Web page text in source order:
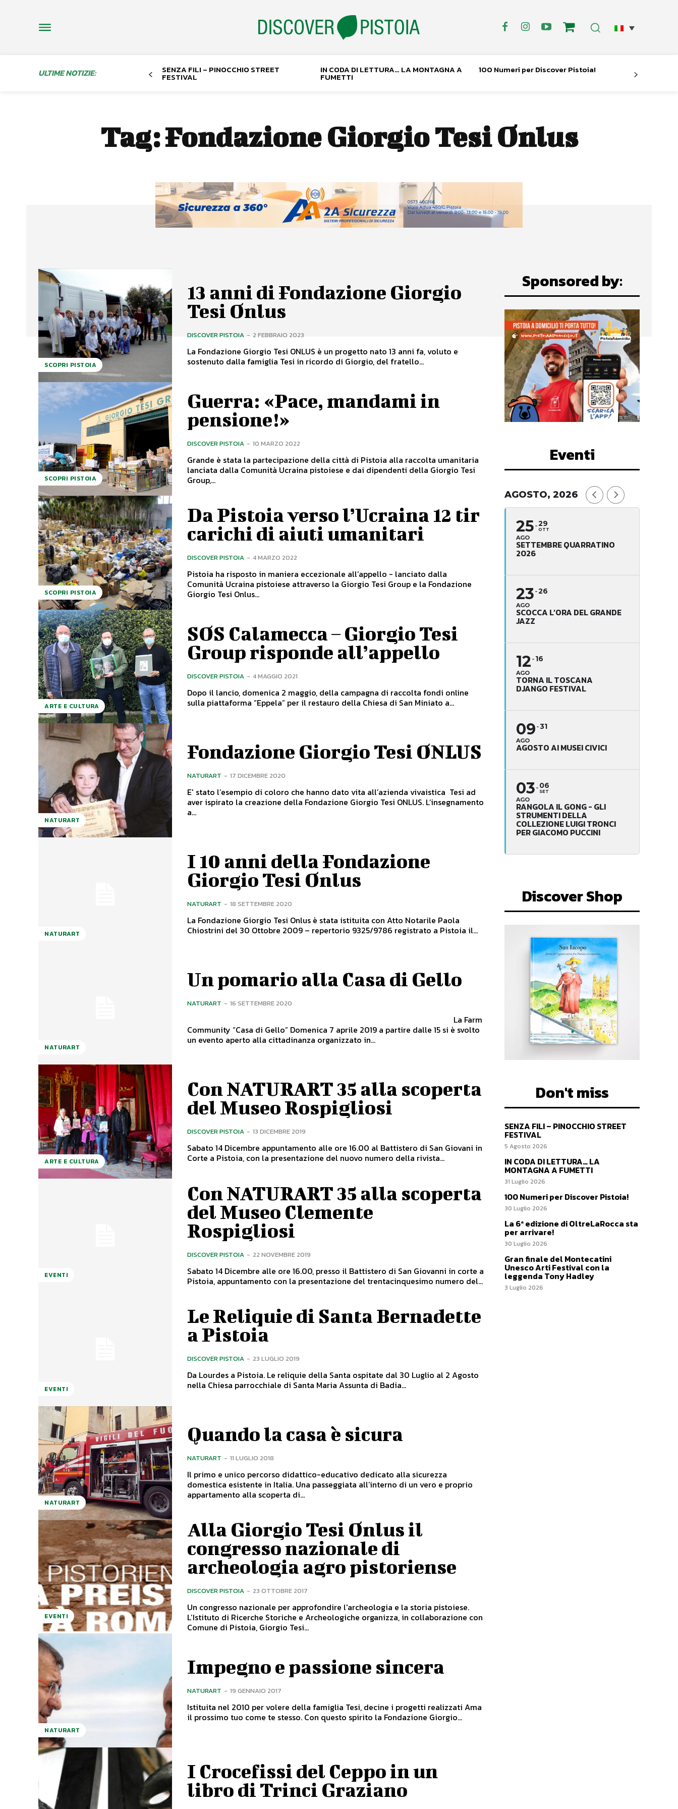
ULTIME NOTIZIE: SENZA FILI – PINOCCHIO STREET
FESTIVAL
IN CODA DI LETTURA… LA MONTAGNA A
FUMETTI
100 Numeri per Discover Pistoia!
Tag:Fondazione Giorgio Tesi Onlus
SCOPRI PISTOIA
13 anni di Fondazione Giorgio
Tesi Onlus
DISCOVER PISTOIA - 2 FEBBRAIO 2023
La Fondazione Giorgio Tesi ONLUS è un progetto nato 13 anni fa, voluto e
sostenuto dalla famiglia Tesi in ricordo di Giorgio, del fratello...
SCOPRI PISTOIA
Guerra: «Pace, mandami in
pensione!»
DISCOVER PISTOIA - 10 MARZO 2022
Grande è stata la partecipazione della città di Pistoia alla raccolta umanitaria
lanciata dalla Comunità Ucraina pistoiese e dai dipendenti della Giorgio Tesi
Group,...
SCOPRI PISTOIA
Da Pistoia verso l’Ucraina 12 tir
carichi di aiuti umanitari
DISCOVER PISTOIA - 4 MARZO 2022
Pistoia ha risposto in maniera eccezionale all’appello - lanciato dalla
Comunità Ucraina pistoiese attraverso la Giorgio Tesi Group e la Fondazione
Giorgio Tesi Onlus...
ARTE E CULTURA
SOS Calamecca – Giorgio Tesi
Group risponde all’appello
DISCOVER PISTOIA - 4 MAGGIO 2021
Dopo il lancio, domenica 2 maggio, della campagna di raccolta fondi online
sulla piattaforma “Eppela” per il restauro della Chiesa di San Miniato a...
NATURART
Fondazione Giorgio Tesi ONLUS
NATURART - 17 DICEMBRE 2020
E' stato l’esempio di coloro che hanno dato vita all’azienda vivaistica Tesi ad
aver ispirato la creazione della Fondazione Giorgio Tesi ONLUS. L’insegnamento
a...
NATURART
I 10 anni della Fondazione
Giorgio Tesi Onlus
NATURART - 18 SETTEMBRE 2020
La Fondazione Giorgio Tesi Onlus è stata istituita con Atto Notarile Paola
Chiostrini del 30 Ottobre 2009 – repertorio 9325/9786 registrato a Pistoia il...
NATURART
Un pomario alla Casa di Gello
NATURART - 16 SETTEMBRE 2020
La Farm
Community “Casa di Gello” Domenica 7 aprile 2019 a partire dalle 15 si è svolto
un evento aperto alla cittadinanza organizzato in...
ARTE E CULTURA
Con NATURART 35 alla scoperta
del Museo Rospigliosi
DISCOVER PISTOIA - 13 DICEMBRE 2019
Sabato 14 Dicembre appuntamento alle ore 16.00 al Battistero di San Giovani in
Corte a Pistoia, con la presentazione del nuovo numero della rivista...
EVENTI
Con NATURART 35 alla scoperta
del Museo Clemente
Rospigliosi
DISCOVER PISTOIA - 22 NOVEMBRE 2019
Sabato 14 Dicembre alle ore 16.00, presso il Battistero di San Giovanni in corte a
Pistoia, appuntamento con la presentazione del trentacinquesimo numero del...
EVENTI
Le Reliquie di Santa Bernadette
a Pistoia
DISCOVER PISTOIA - 23 LUGLIO 2019
Da Lourdes a Pistoia. Le reliquie della Santa ospitate dal 30 Luglio al 2 Agosto
nella Chiesa parrocchiale di Santa Maria Assunta di Badia...
NATURART
Quando la casa è sicura
NATURART - 11 LUGLIO 2018
Il primo e unico percorso didattico-educativo dedicato alla sicurezza
domestica esistente in Italia. Una passeggiata all’interno di un vero e proprio
appartamento alla scoperta di...
EVENTI
Alla Giorgio Tesi Onlus il
congresso nazionale di
archeologia agro pistoriense
DISCOVER PISTOIA - 23 OTTOBRE 2017
Un congresso nazionale per approfondire l'archeologia e la storia pistoiese.
L’Istituto di Ricerche Storiche e Archeologiche organizza, in collaborazione con
Comune di Pistoia, Giorgio Tesi...
NATURART
Impegno e passione sincera
NATURART - 19 GENNAIO 2017
Istituita nel 2010 per volere della famiglia Tesi, decine i progetti realizzati Ama
il prossimo tuo come te stesso. Con questo spirito la Fondazione Giorgio...
I Crocefissi del Ceppo in un
libro di Trinci Graziano
Sponsored by:
Eventi
AGOSTO, 2026
25
AGO
29
OTT
SETTEMBRE QUARRATINO
2026
23
AGO
26
SCOCCA L’ORA DEL GRANDE
JAZZ
12
AGO
16
TORNA IL TOSCANA
DJANGO FESTIVAL
09
AGO
31
AGOSTO AI MUSEI CIVICI
03
AGO
06
SET
RANGOLA IL GONG - GLI
STRUMENTI DELLA
COLLEZIONE LUIGI TRONCI
PER GIACOMO PUCCINI
Discover Shop
Don't miss
SENZA FILI – PINOCCHIO STREET
FESTIVAL
5 Agosto 2026
IN CODA DI LETTURA… LA
MONTAGNA A FUMETTI
31 Luglio 2026
100 Numeri per Discover Pistoia!
30 Luglio 2026
La 6ª edizione di OltreLaRocca sta
per arrivare!
30 Luglio 2026
Gran finale del Montecatini
Unesco Arti Festival con la
leggenda Tony Hadley
3 Luglio 2026